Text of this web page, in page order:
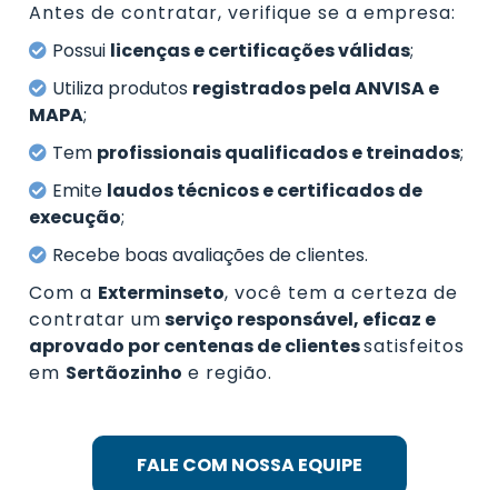
Antes de contratar, verifique se a empresa:
Possui licenças e certificações válidas;
Utiliza produtos registrados pela ANVISA e
MAPA;
Tem profissionais qualificados e treinados;
Emite laudos técnicos e certificados de
execução;
Recebe boas avaliações de clientes.
Com a Exterminseto, você tem a certeza de
contratar umserviço responsável, eficaz e
aprovado por centenas de clientessatisfeitos
em Sertãozinho e região.
FALE COM NOSSA EQUIPE